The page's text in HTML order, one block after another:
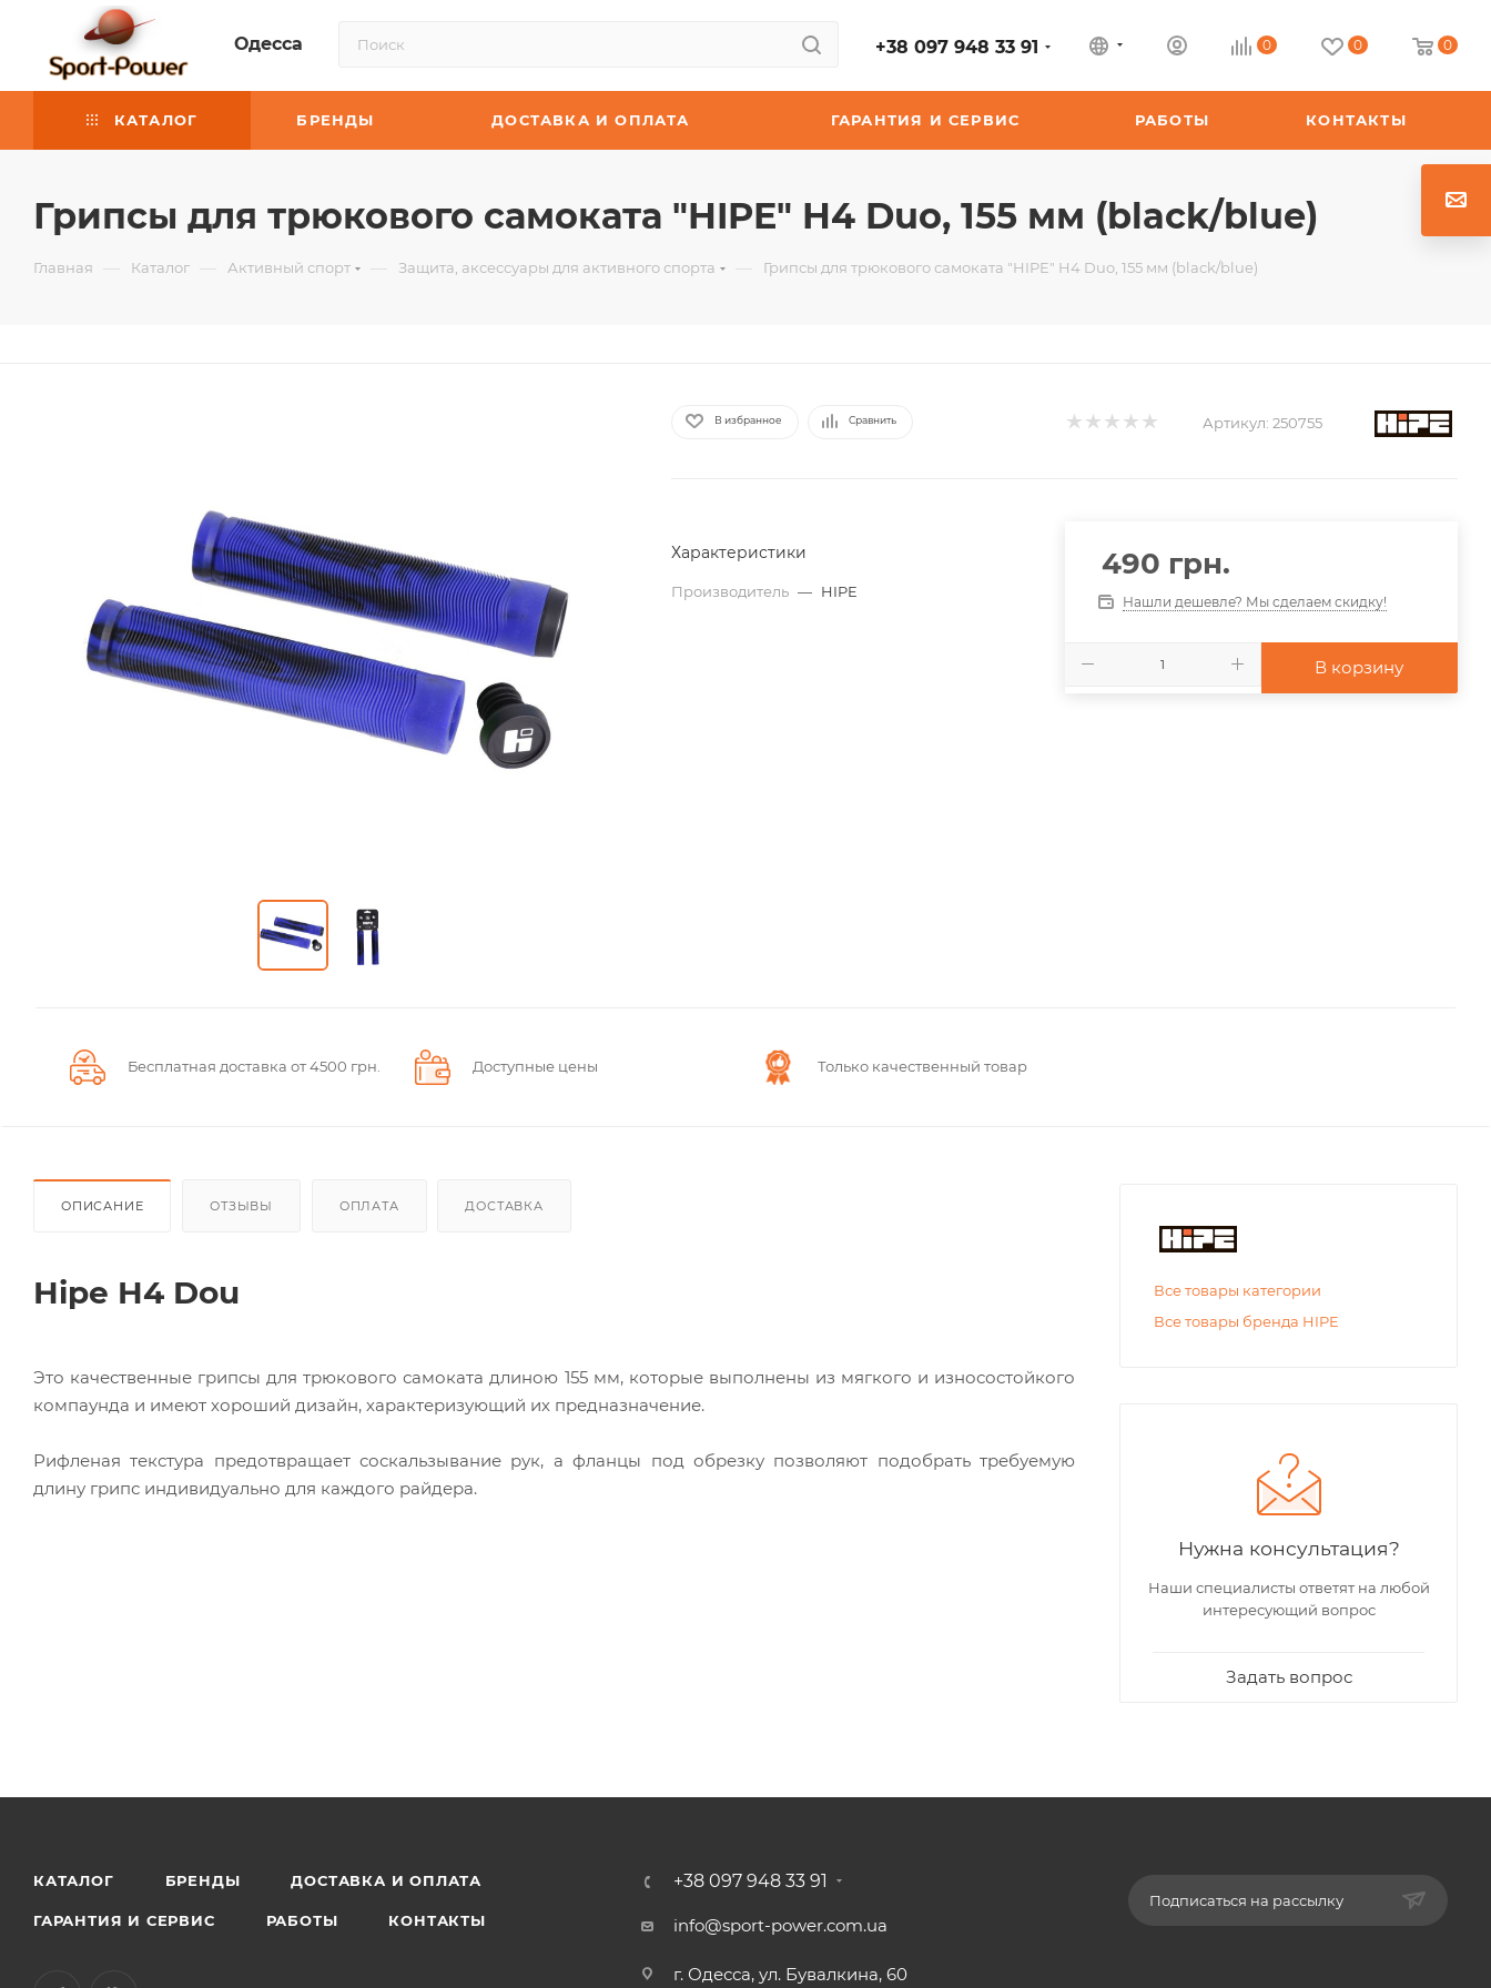
Одесса +38 097 948 33 91 0 0 0
КАТАЛОГ БРЕНДЫ ДОСТАВКА И ОПЛАТА ГАРАНТИЯ И СЕРВИС РАБОТЫ КОНТАКТЫ
Грипсы для трюкового самоката "HIPE" H4 Duo, 155 мм (black/blue)
Главная — Каталог — Активный спорт — Защита, аксессуары для активного спорта — Грипсы для трюкового самоката "HIPE" H4 Duo, 155 мм (black/blue)
В избранное Сравнить Артикул: 250755
Характеристики
Производитель — HIPE
490 грн.
Нашли дешевле? Мы сделаем скидку!
В корзину
Бесплатная доставка от 4500 грн. Доступные цены Только качественный товар
ОПИСАНИЕ ОТЗЫВЫ ОПЛАТА ДОСТАВКА
Hipe H4 Dou
Это качественные грипсы для трюкового самоката длиною 155 мм, которые выполнены из мягкого и износостойкого
компаунда и имеют хороший дизайн, характеризующий их предназначение.
Рифленая текстура предотвращает соскальзывание рук, а фланцы под обрезку позволяют подобрать требуемую
длину грипс индивидуально для каждого райдера.
Все товары категории
Все товары бренда HIPE
Нужна консультация?
Наши специалисты ответят на любой
интересующий вопрос
Задать вопрос
КАТАЛОГ БРЕНДЫ ДОСТАВКА И ОПЛАТА
ГАРАНТИЯ И СЕРВИС РАБОТЫ КОНТАКТЫ
+38 097 948 33 91
info@sport-power.com.ua
г. Одесса, ул. Бувалкина, 60
Подписаться на рассылку